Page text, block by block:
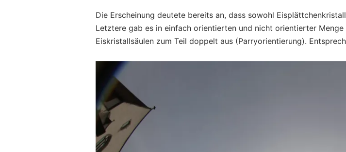
Die Erscheinung deutete bereits an, dass sowohl
Letztere gab es in einfach orientierten und nicht orientierter
Eiskristallsäulen zum Teil doppelt aus (Parryorientierung).